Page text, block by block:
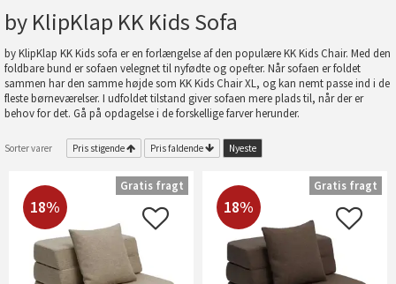
by KlipKlap KK Kids Sofa
by KlipKlap KK Kids sofa er en forlængelse af den populære KK Kids Chair. Med den
foldbare bund er sofaen velegnet til nyfødte og opefter. Når sofaen er foldet
sammen har den samme højde som KK Kids Chair XL, og kan nemt passe ind i de
fleste børneværelser. I udfoldet tilstand giver sofaen mere plads til, når der er
behov for det. Gå på opdagelse i de forskellige farver herunder.
Sorter varer Pris stigende Pris faldende Nyeste
18%
Gratis fragt
18%
Gratis fragt